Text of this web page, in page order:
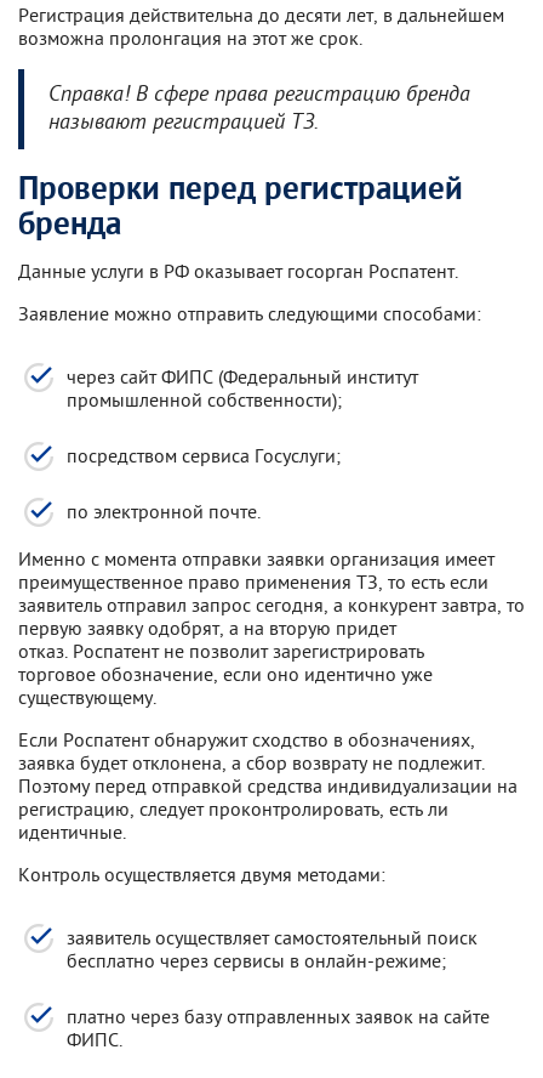
Регистрация действительна до десяти лет, в дальнейшем
возможна пролонгация на этот же срок.
Справка! В сфере права регистрацию бренда
называют регистрацией ТЗ.
Проверки перед регистрацией
бренда
Данные услуги в РФ оказывает госорган Роспатент.
Заявление можно отправить следующими способами:
через сайт ФИПС (Федеральный институт
промышленной собственности);
посредством сервиса Госуслуги;
по электронной почте.
Именно с момента отправки заявки организация имеет
преимущественное право применения ТЗ, то есть если
заявитель отправил запрос сегодня, а конкурент завтра, то
первую заявку одобрят, а на вторую придет
отказ. Роспатент не позволит зарегистрировать
торговое обозначение, если оно идентично уже
существующему.
Если Роспатент обнаружит сходство в обозначениях,
заявка будет отклонена, а сбор возврату не подлежит.
Поэтому перед отправкой средства индивидуализации на
регистрацию, следует проконтролировать, есть ли
идентичные.
Контроль осуществляется двумя методами:
заявитель осуществляет самостоятельный поиск
бесплатно через сервисы в онлайн-режиме;
платно через базу отправленных заявок на сайте
ФИПС.